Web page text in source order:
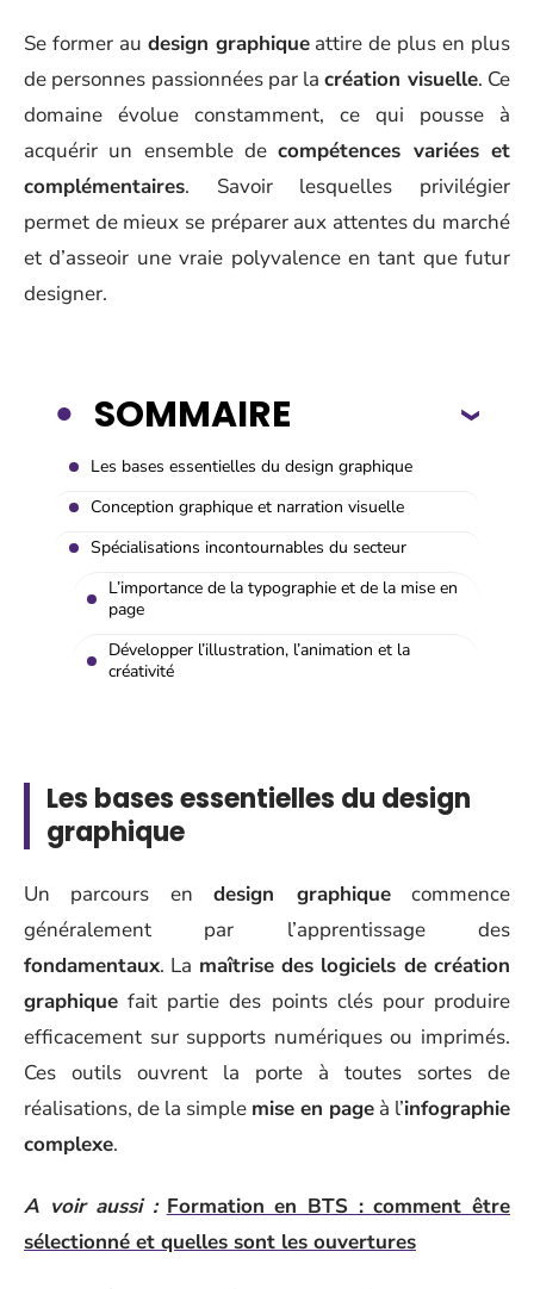
Se former au design graphiqueattire de plus en plus
de personnes passionnées par lacréation visuelle. Ce
domaine évolue constamment, ce qui pousse à
acquérir un ensemble decompétences variées et
complémentaires. Savoir lesquelles privilégier
permet de mieux se préparer aux attentes du marché
et d’asseoir une vraie polyvalence en tant que futur
designer.
SOMMAIRE
Les bases essentielles du design graphique
Conception graphique et narration visuelle
Spécialisations incontournables du secteur
L’importance de la typographie et de la mise en
page
Développer l’illustration, l’animation et la
créativité
Les bases essentielles du design
graphique
Un parcours endesign graphiquecommence
généralement par l’apprentissage des
fondamentaux. La maîtrise des logiciels de création
graphique fait partie des points clés pour produire
efficacement sur supports numériques ou imprimés.
Ces outils ouvrent la porte à toutes sortes de
réalisations, de la simple mise en page à l’infographie
complexe.
A voir aussi : Formation en BTS : comment être
sélectionné et quelles sont les ouvertures